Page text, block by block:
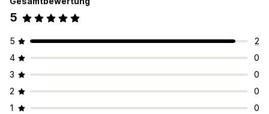
5
5
2
4
0
3
0
2
0
1
0